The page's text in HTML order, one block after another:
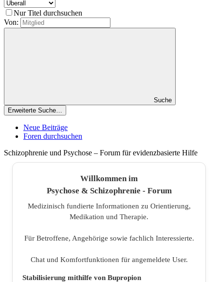
Nur Titel durchsuchen
Von:
Suche
Erweiterte Suche…
Neue Beiträge
Foren durchsuchen
Schizophrenie und Psychose – Forum für evidenzbasierte Hilfe
Willkommen im
Psychose & Schizophrenie - Forum
Medizinisch fundierte Informationen zu Orientierung,
Medikation und Therapie.
Für Betroffene, Angehörige sowie fachlich Interessierte.
Chat und Komfortfunktionen für angemeldete User.
Stabilisierung mithilfe von Bupropion